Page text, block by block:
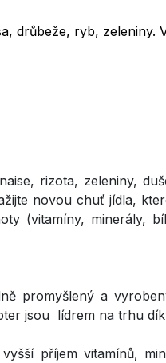
drůbeže, ryb, zeleniny.
rizota, zeleniny,
novou chuť jídla,
(vitamíny, minerály,
promyšlený a
jsou lídrem na trhu
příjem vitamínů,